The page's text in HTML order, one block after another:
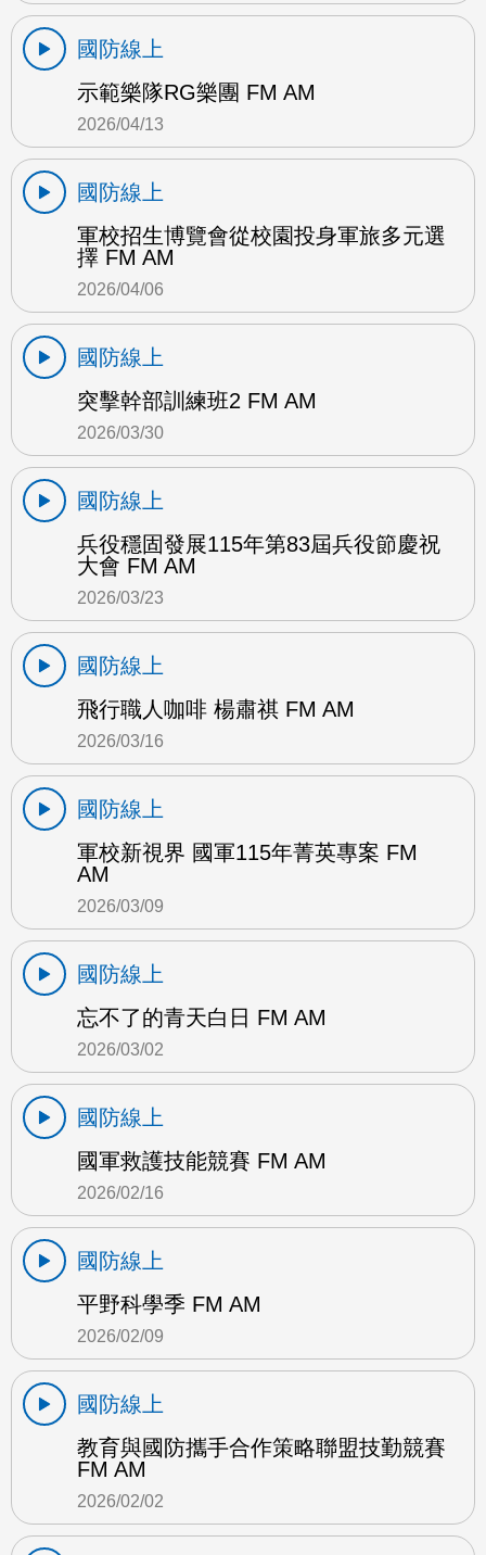
國防線上
示範樂隊RG樂團 FM AM
2026/04/13
國防線上
軍校招生博覽會從校園投身軍旅多元選
擇 FM AM
2026/04/06
國防線上
突擊幹部訓練班2 FM AM
2026/03/30
國防線上
兵役穩固發展115年第83屆兵役節慶祝
大會 FM AM
2026/03/23
國防線上
飛行職人咖啡 楊肅祺 FM AM
2026/03/16
國防線上
軍校新視界 國軍115年菁英專案 FM
AM
2026/03/09
國防線上
忘不了的青天白日 FM AM
2026/03/02
國防線上
國軍救護技能競賽 FM AM
2026/02/16
國防線上
平野科學季 FM AM
2026/02/09
國防線上
教育與國防攜手合作策略聯盟技勤競賽
FM AM
2026/02/02